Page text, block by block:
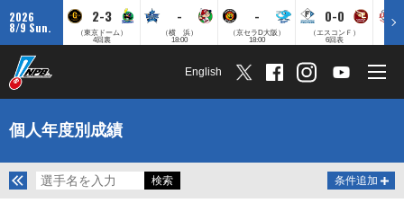
2026
8/9 Sun.
2-3
（東京ドーム）
4回裏
-
（横 浜）
18:00
-
（京セラD大阪）
18:00
0-0
（エスコンＦ）
6回表
English
個人年度別成績
条件追加